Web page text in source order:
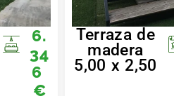
6.
34
6
€
Terraza de
madera
5,00 x 2,50